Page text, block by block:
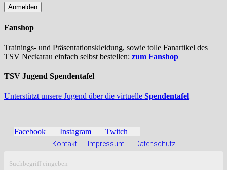
Fanshop
Trainings- und Präsentationskleidung, sowie tolle Fanartikel des
TSV Neckarau einfach selbst bestellen: zum Fanshop
TSV Jugend Spendentafel
Unterstützt unsere Jugend über die virtuelle Spendentafel
Facebook Instagram Twitch
Kontakt Impressum Datenschutz